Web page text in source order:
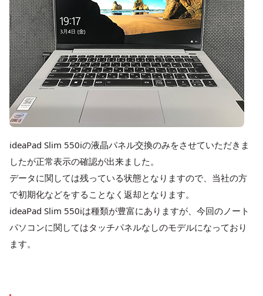
ideaPad Slim 550iの液晶パネル交換のみをさせていただきま
したが正常表示の確認が出来ました。
データに関しては残っている状態となりますので、当社の方
で初期化などをすることなく返却となります。
ideaPad Slim 550iは種類が豊富にありますが、今回のノート
パソコンに関してはタッチパネルなしのモデルになっており
ます。